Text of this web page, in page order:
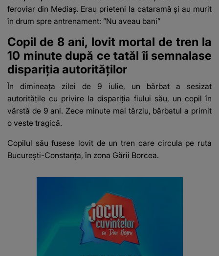
feroviar din Mediaș. Erau prieteni la cataramă și au murit
în drum spre antrenament: ”Nu aveau bani”
Copil de 8 ani, lovit mortal de tren la
10 minute după ce tatăl îi semnalase
dispariția autorităților
În dimineața zilei de 9 iulie, un bărbat a sesizat
autoritățile cu privire la dispariția fiului său, un copil în
vârstă de 9 ani. Zece minute mai târziu, bărbatul a primit
o veste tragică.
Copilul său fusese lovit de un tren care circula pe ruta
București-Constanța, în zona Gării Borcea.